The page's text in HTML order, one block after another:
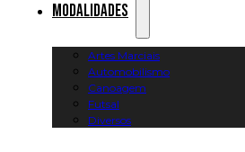
Modalidades
Artes Marciais
Automobilismo
Canoagem
Futsal
Diversos